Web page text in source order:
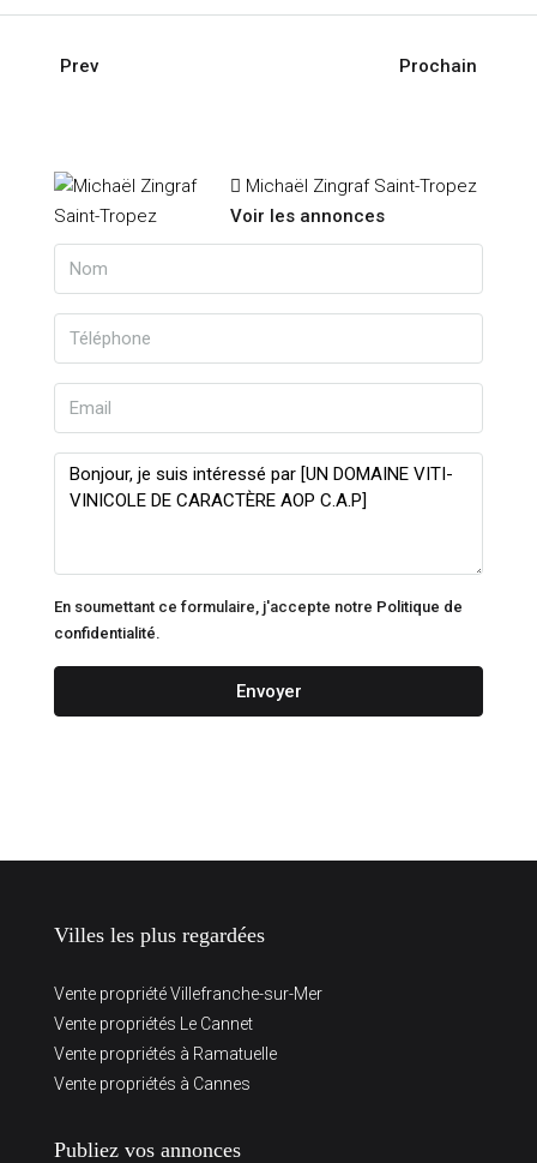
Prev Prochain
Michaël Zingraf Saint-Tropez
Voir les annonces
En soumettant ce formulaire, j'accepte notre Politique de
confidentialité.
Envoyer
Villes les plus regardées
Vente propriété Villefranche-sur-Mer
Vente propriétés Le Cannet
Vente propriétés à Ramatuelle
Vente propriétés à Cannes
Publiez vos annonces